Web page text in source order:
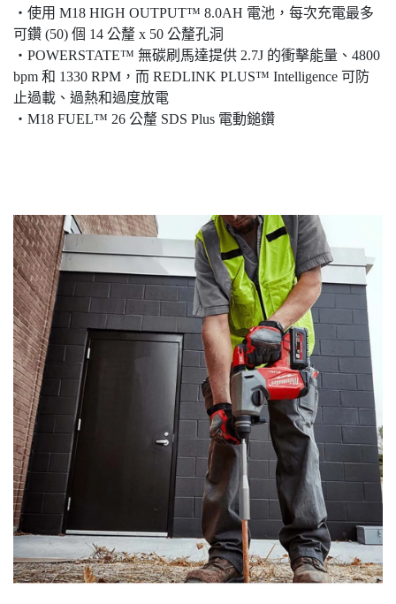
‧使用 M18 HIGH OUTPUT™ 8.0AH 電池，每次充電最多
可鑽 (50) 個 14 公釐 x 50 公釐孔洞
‧POWERSTATE™ 無碳刷馬達提供 2.7J 的衝擊能量、4800
bpm 和 1330 RPM，而 REDLINK PLUS™ Intelligence 可防
止過載、過熱和過度放電
‧M18 FUEL™ 26 公釐 SDS Plus 電動鎚鑽